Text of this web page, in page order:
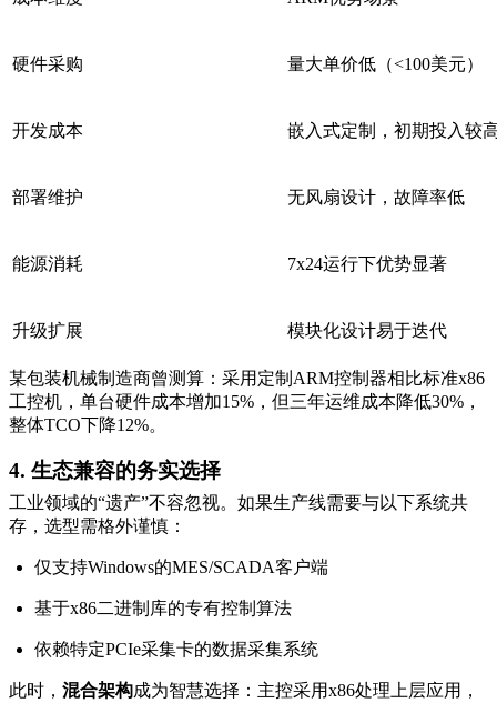
硬件采购 量大单价低（<100美元）
开发成本 嵌入式定制，初期投入较
部署维护 无风扇设计，故障率低
能源消耗 7x24运行下优势显著
升级扩展 模块化设计易于迭代
某包装机械制造商曾测算：采用定制ARM控制器相比标准x86
工控机，单台硬件成本增加15%，但三年运维成本降低30%，
整体TCO下降12%。
4. 生态兼容的务实选择
工业领域的“遗产”不容忽视。如果生产线需要与以下系统共
存，选型需格外谨慎：
仅支持Windows的MES/SCADA客户端
基于x86二进制库的专有控制算法
依赖特定PCIe采集卡的数据采集系统
此时， 混合架构成为智慧选择：主控采用x86处理上层应用，